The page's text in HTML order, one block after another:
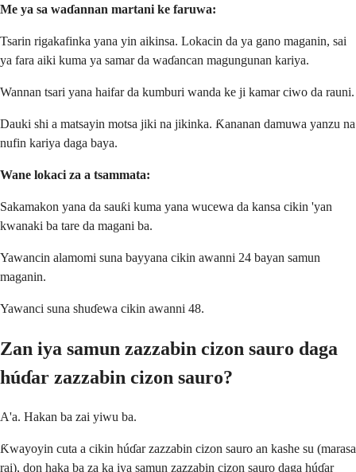
Me ya sa waɗannan martani ke faruwa:
Tsarin rigakafinka yana yin aikinsa. Lokacin da ya gano maganin, sai
ya fara aiki kuma ya samar da waɗancan magungunan kariya.
Wannan tsari yana haifar da kumburi wanda ke ji kamar ciwo da rauni.
Dauki shi a matsayin motsa jiki na jikinka. Ƙananan damuwa yanzu na
nufin kariya daga baya.
Wane lokaci za a tsammata:
Sakamakon yana da sauƙi kuma yana wucewa da kansa cikin 'yan
kwanaki ba tare da magani ba.
Yawancin alamomi suna bayyana cikin awanni 24 bayan samun
maganin.
Yawanci suna shuɗewa cikin awanni 48.
Zan iya samun zazzabin cizon sauro daga
húɗar zazzabin cizon sauro?
A'a. Hakan ba zai yiwu ba.
Ƙwayoyin cuta a cikin húɗar zazzabin cizon sauro an kashe su (marasa
rai), don haka ba za ka iya samun zazzabin cizon sauro daga húɗar